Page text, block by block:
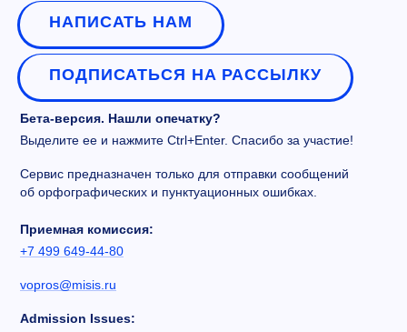
НАПИСАТЬ НАМ
ПОДПИСАТЬСЯ НА РАССЫЛКУ
Бета-версия. Нашли опечатку?
Выделите ее и нажмите Ctrl+Enter. Спасибо за участие!
Сервис предназначен только для отправки сообщений
об орфографических и пунктуационных ошибках.
Приемная комиссия:
+7 499 649-44-80
vopros@misis.ru
Admission Issues: